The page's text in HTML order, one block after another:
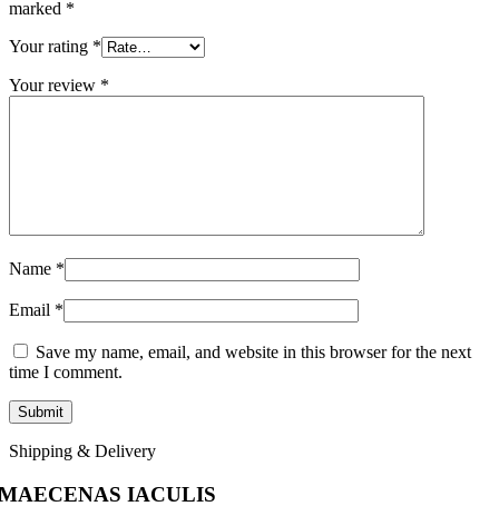
marked *
Your rating *
Your review *
Name *
Email *
Save my name, email, and website in this browser for the next
time I comment.
Shipping & Delivery
IACULIS